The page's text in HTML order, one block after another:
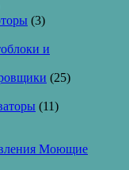
(3)
и
(25)
(11)
Моющие